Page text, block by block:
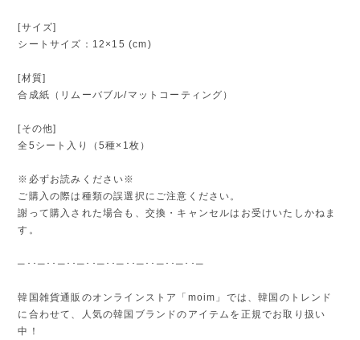
[サイズ]
シートサイズ：12×15 (cm)
[材質]
合成紙（リムーバブル/マットコーティング）
[その他]
全5シート入り（5種×1枚）
※必ずお読みください※
ご購入の際は種類の誤選択にご注意ください。
謝って購入された場合も、交換・キャンセルはお受けいたしかねま
す。
─･･─･･─･･─･･─･･─･･─･･─･･─･･─
韓国雑貨通販のオンラインストア「moim」では、韓国のトレンド
に合わせて、人気の韓国ブランドのアイテムを正規でお取り扱い
中！